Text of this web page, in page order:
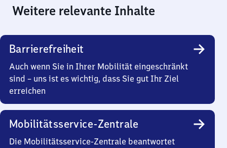
Weitere relevante Inhalte
Barrierefreiheit
Auch wenn Sie in Ihrer Mobilität eingeschränkt
sind – uns ist es wichtig, dass Sie gut Ihr Ziel
erreichen
Mobilitätsservice-Zentrale
Die Mobilitätsservice-Zentrale beantwortet